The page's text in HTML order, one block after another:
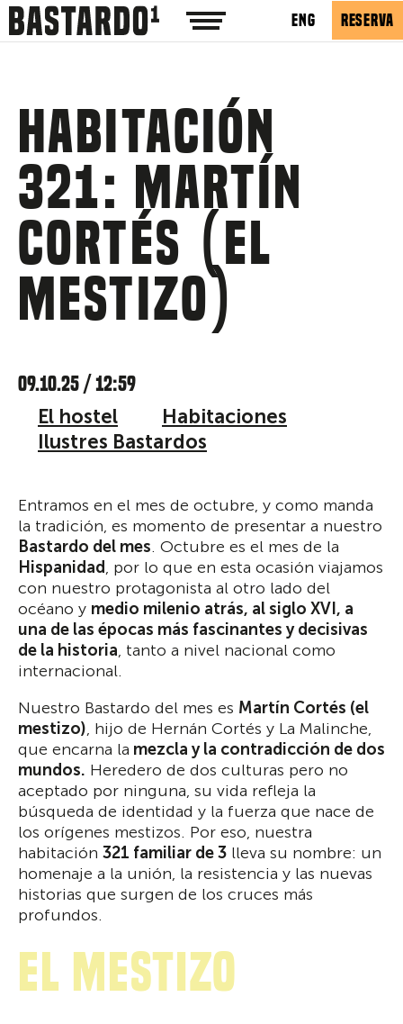
ENG RESERVA
Habitación
321: Martín
Cortés (el
mestizo)
09.10.25 / 12:59
El hostel
Habitaciones
Ilustres Bastardos
Entramos en el mes de octubre, y como manda
la tradición, es momento de presentar a nuestro
Bastardo del mes. Octubre es el mes de la
Hispanidad, por lo que en esta ocasión viajamos
con nuestro protagonista al otro lado del
océano y medio milenio atrás, al siglo XVI, a
una de las épocas más fascinantes y decisivas
de la historia, tanto a nivel nacional como
internacional.
Nuestro Bastardo del mes es Martín Cortés (el
mestizo), hijo de Hernán Cortés y La Malinche,
que encarna la mezcla y la contradicción de dos
mundos. Heredero de dos culturas pero no
aceptado por ninguna, su vida refleja la
búsqueda de identidad y la fuerza que nace de
los orígenes mestizos. Por eso, nuestra
habitación 321 familiar de 3 lleva su nombre: un
homenaje a la unión, la resistencia y las nuevas
historias que surgen de los cruces más
profundos.
El Mestizo